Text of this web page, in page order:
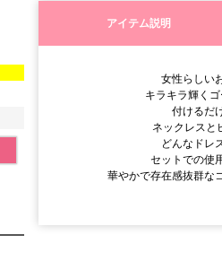
アイテム説明
女性らしい
キラキラ輝く
付けるだ
ネックレスと
どんなドレ
セットでの使
華やかで存在感抜群な